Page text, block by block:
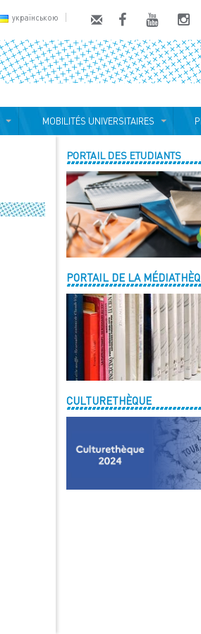
українською
MOBILITÉS UNIVERSITAIRES
PORTAIL DES ETUDIANTS
PORTAIL DE LA
CULTURETHÈQUE